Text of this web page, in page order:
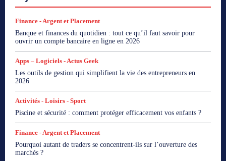
Finance - Argent et Placement
Banque et finances du quotidien : tout ce qu’il faut savoir pour
ouvrir un compte bancaire en ligne en 2026
Apps – Logiciels - Actus Geek
Les outils de gestion qui simplifient la vie des entrepreneurs en
2026
Activités - Loisirs - Sport
Piscine et sécurité : comment protéger efficacement vos enfants ?
Finance - Argent et Placement
Pourquoi autant de traders se concentrent-ils sur l’ouverture des
marchés ?